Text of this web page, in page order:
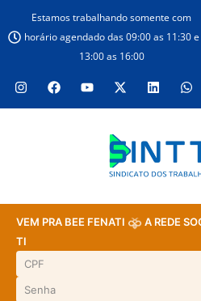
Estamos trabalhando somente com
horário agendado das 09:00 as 11:30 e
13:00 as 16:00
VEM PRA BEE FENATI
A REDE
TI